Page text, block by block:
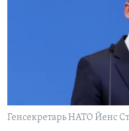
Генсекретарь НАТО Йенс